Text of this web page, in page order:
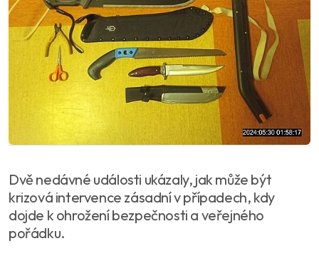
Dvě nedávné události ukázaly, jak může být
krizová intervence zásadní v případech, kdy
dojde k ohrožení bezpečnosti a veřejného
pořádku.